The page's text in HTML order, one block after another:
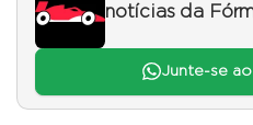
notícias da
Junte-se ao